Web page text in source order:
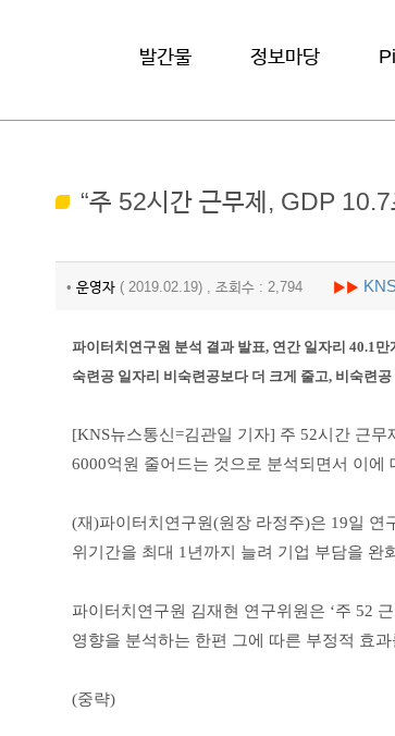
발간물 정보마당
“주 52시간 근무제, GDP
• 운영자 ( 2019.02.19) , 조회수 : 2,794 ▶▶
파이터치연구원 분석 결과 발표, 연간 일자리 40.1만
숙련공 일자리 비숙련공보다 더 크게 줄고, 비숙련
[KNS뉴스통신=김관일 기자] 주 52시간 근
6000억원 줄어드는 것으로 분석되면서 이
(재)파이터치연구원(원장 라정주)은 19일
위기간을 최대 1년까지 늘려 기업 부담을 완
파이터치연구원 김재현 연구위원은 ‘주 52
영향을 분석하는 한편 그에 따른 부정적 효
(중략)